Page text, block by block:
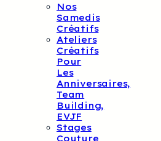
Nos
Samedis
Créatifs
Ateliers
Créatifs
Pour
Les
Anniversaires,
Team
Building,
EVJF
Stages
Couture